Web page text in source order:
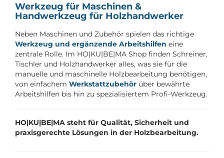
Werkzeug für Maschinen &
Handwerkzeug für Holzhandwerker
Neben Maschinen und Zubehör spielen das richtige
Werkzeug und ergänzende Arbeitshilfen eine
zentrale Rolle. Im HO|KU|BE|MA Shop finden Schreiner,
Tischler und Holzhandwerker alles, was sie für die
manuelle und maschinelle Holzbearbeitung benötigen,
von einfachem Werkstattzubehör über bewährte
Arbeitshilfen bis hin zu spezialisiertem Profi-Werkzeug.
HO|KU|BE|MA steht für Qualität, Sicherheit und
praxisgerechte Lösungen in der Holzbearbeitung.